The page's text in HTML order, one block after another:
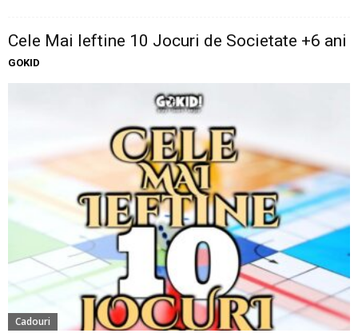
Cele Mai Ieftine 10 Jocuri de Societate +6 ani
GOKID
Cadouri